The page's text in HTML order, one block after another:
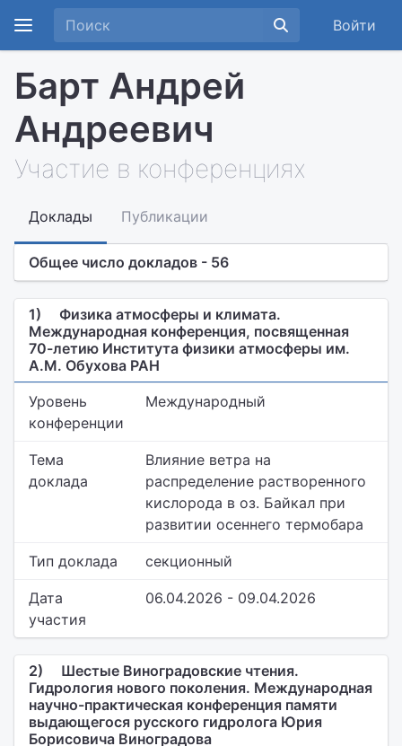
Войти
Барт Андрей
Андреевич
Участие в конференциях
Доклады Публикации
Общее число докладов - 56
1)
Физика атмосферы и климата.
Международная конференция, посвященная
70-летию Института физики атмосферы им.
А.М. Обухова РАН
Уровень
конференции
Международный
Тема
доклада
Влияние ветра на
распределение растворенного
кислорода в оз. Байкал при
развитии осеннего термобара
Тип доклада секционный
Дата
участия
06.04.2026 - 09.04.2026
2)
Шестые Виноградовские чтения.
Гидрология нового поколения. Международная
научно-практическая конференция памяти
выдающегося русского гидролога Юрия
Борисовича Виноградова